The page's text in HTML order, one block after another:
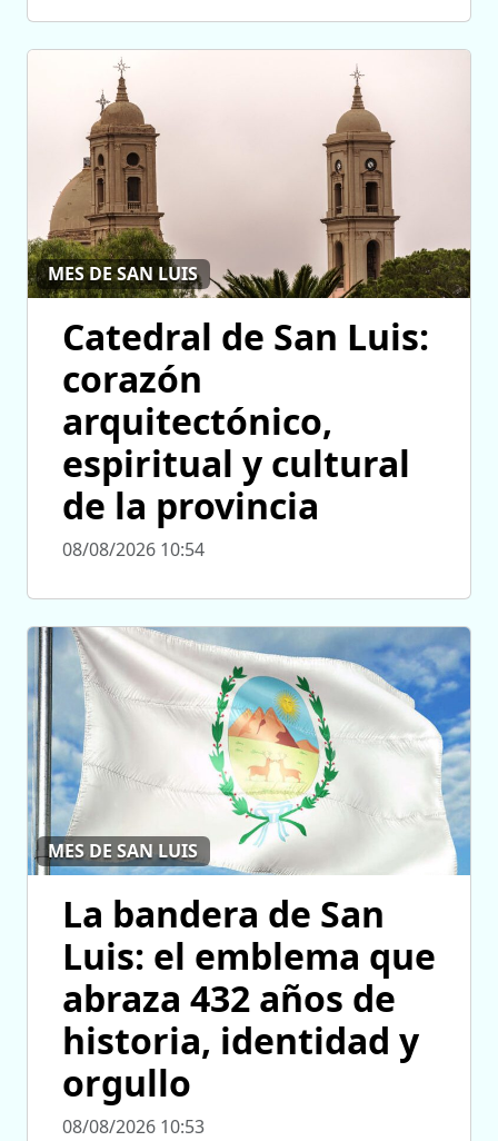
MES DE SAN LUIS
Catedral de San Luis:
corazón
arquitectónico,
espiritual y cultural
de la provincia
08/08/2026 10:54
MES DE SAN LUIS
La bandera de San
Luis: el emblema que
abraza 432 años de
historia, identidad y
orgullo
08/08/2026 10:53